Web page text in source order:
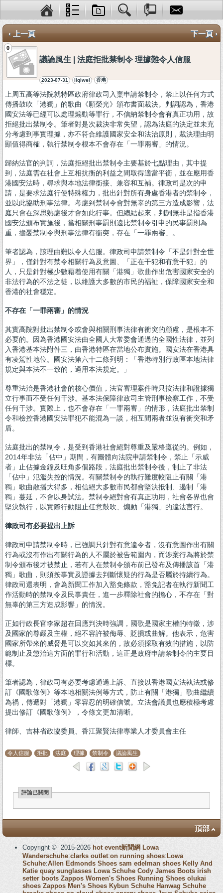
‹ 上一頁 下一頁 ›
0
議論風生 | 法庭拒批禁制令 理據難令人信服
2023-07-31 liqiwei 香港
上周五高等法院就特區政府律政司入稟申請禁制令，禁止以任何方式
傳播鼓吹「港獨」的歌曲《願榮光》頒布書面裁決。判詞認為，香港
國安法等已經可以處理煽動等罪行，不信納禁制令會有真正功用，故
拒絕批出禁制令。筆者對是次裁決非常失望，認為法庭的決定並未充
分考慮到事實理據，亦不符合維護國家安全和法治原則，裁決理由明
顯值得商榷，執行禁制令根本不會存在「一罪兩審」的情況。
歸納法官的判詞，法庭拒絕批出禁制令主要基於七點理由，其中提
到，法庭需在社會上互相抗衡的利益之間取得適當平衡，並在應用香
港國安法時，尋求與本地法律銜接、兼容和互補。律政司是次的申
請，是要求法庭行使特殊權力，批出針對所有身處香港者的禁制令，
並以此協助刑事法律。考慮到禁制令會對無辜的第三方造成影響，法
庭只會在深思熟慮後才會如此行事。但總結起來，判詞無非是指香港
國安法頒布實施後，當相關刑事罰則遠比禁制令引申的民事罰則為
重，擔憂禁制令與刑事法律有衝突，存在「一罪兩審」。
筆者認為，該理由難以令人信服。律政司申請禁制令「不是針對全世
界」，僅針對有禁令相關行為及意圖、「正在干犯和有意干犯」的
人，只是針對極少數藉着使用有關「港獨」歌曲作出危害國家安全的
非法行為的不法之徒，以維護大多數的市民的福祉，保障國家安全和
香港的社會穩定。
不存在「一罪兩審」的情況
其實高院對批出禁制令或會與相關刑事法律有衝突的顧慮，是根本不
必要的。因為香港國安法由全國人大常委會通過的全國性法律，並列
入香港基本法附件三，由香港特區在當地公布實施。國安法在香港具
有凌駕性地位。國安法第六十二條列明：「香港特別行政區本地法律
規定與本法不一致的，適用本法規定。」
尊重法治是香港社會的核心價值，法官審理案件時只按法律和證據獨
立行事而不受任何干涉。基本法保障律政司主管刑事檢察工作，不受
任何干涉。實際上，也不會存在「一罪兩審」的情形，法庭批出禁制
令和檢控香港國安法罪犯不能混為一談，相互間兩者並沒有衝突和矛
盾。
法庭批出的禁制令，是受到香港社會絕對尊重及嚴格遵從的。例如，
2014年非法「佔中」期間，有團體向法院申請禁制令，禁止「示威
者」止佔據金鐘及旺角多個路段，法庭批出禁制令後，制止了非法
「佔中」氾濫失控的情況。有關禁制令的執行難度較阻止有關「港
獨」歌曲散播大得多，相信絕大多數市民都會堅決抵制、遏制「港
獨」蔓延，不會以身試法。禁制令絕對會有真正功用，社會各界也會
堅決執行，以實際行動阻止任意鼓吹、煽動「港獨」的違法言行。
律政司有必要提出上訴
律政司申請禁制令時，已強調只針對有意違令者，沒有意圖作出有關
行為或沒有作出有關行為的人不屬於被告範圍內，而涉案行為將於禁
制令頒布後才被禁止，若有人在禁制令頒布前已發布及傳播該首「港
獨」歌曲，則須按事實及證據去判斷懷疑的行為是否屬於持續行為。
律政司還表明，會為新聞工作加入豁免條款，豁免記者在執行新聞工
作活動時的禁制令及民事責任，進一步釋除社會的擔心，不存在「對
無辜的第三方造成影響」的情況。
正如行政長官李家超在回應判決時強調，國歌是國家主權的特徵，涉
及國家的尊嚴及主權，絕不容許被侮辱、貶損或曲解。他表示，危害
國家所帶來的威脅是可以突如其來的，故必須採取有效的措施，以防
範制止及懲治這方面的罪行和活動，這正是政府申請禁制令的主要目
標。
筆者認為，律政司有必要考慮通過上訴、直接以香港國安法執法或修
訂《國歌條例》等本地相關法例等方式，防止有關「港獨」歌曲繼續
為禍，傳遞對「港獨」零容忍的明確信號。立法會議員也應積極考慮
提出修訂《國歌條例》，令條文更加清晰。
律師、吉林省政協委員、香江聚賢法律專業人才委員會主任
令人信服 拒批 法庭 理據 禁制令 議論風生
評論已關閉
頂部
Copyright © 2015-2026 hot event新聞網 Lowa
Wanderschuhe:clarks outlet:on running shoes: Lowa
Schuhe:Allen Edmonds Shoes sam edelman shoes Kelly And
Katie quay sunglasses Lowa Schuhe Cody James Boots irish
setter boots Zappos Women's Shoes Running Shoes olukai
shoes Zappos Men's Shoes Kybun Schuhe Hanwag Schuhe